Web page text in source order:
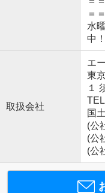
＝
水
中！
取扱会社
エ
東
１
国
(公
(公
(公